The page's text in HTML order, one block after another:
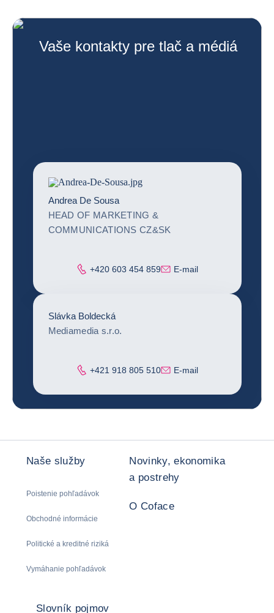
Vaše kontakty pre tlač a médiá
Andrea De Sousa
HEAD OF MARKETING &
COMMUNICATIONS CZ&SK
Telefón
+420 603 454 859 E-mail
Slávka Boldecká
Mediamedia s.r.o.
Telefón
+421 918 805 510 E-mail
Naše služby
Poistenie pohľadávok
Obchodné informácie
Politické a kreditné riziká
Vymáhanie pohľadávok
Novinky, ekonomika
a postrehy
O Coface
Slovník pojmov